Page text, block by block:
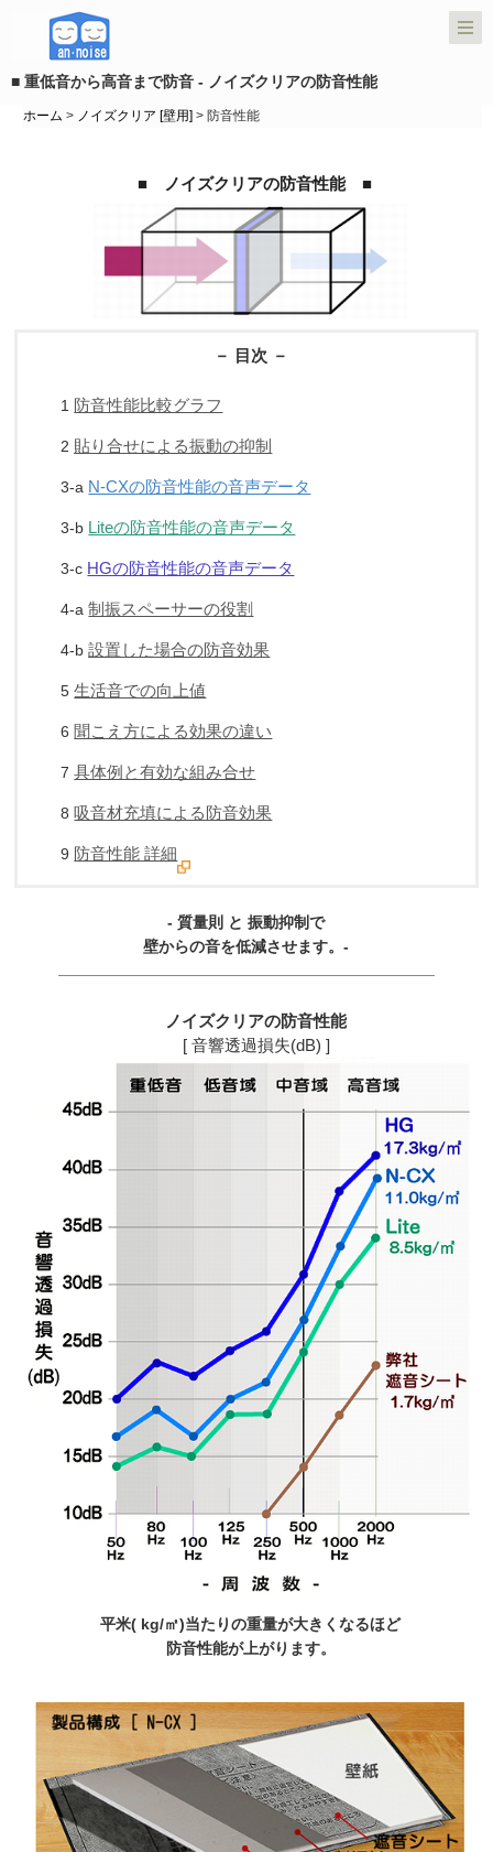
■ 重低音から高音まで防音 - ノイズクリアの防音性能
ホーム > ノイズクリア [壁用] > 防音性能
■ ノイズクリアの防音性能 ■
－ 目次 －
1 防音性能比較グラフ
2 貼り合せによる振動の抑制
3-a N-CXの防音性能の音声データ
3-b Liteの防音性能の音声データ
3-c HGの防音性能の音声データ
4-a制振スペーサーの役割
4-b設置した場合の防音効果
5生活音での向上値
6 聞こえ方による効果の違い
7具体例と有効な組み合せ
8 吸音材充填による防音効果
9 防音性能 詳細
- 質量則 と 振動抑制で
壁からの音を低減させます。-
ノイズクリアの防音性能
[ 音響透過損失(dB) ]
平米( kg/㎡)当たりの重量が大きくなるほど
防音性能が上がります。